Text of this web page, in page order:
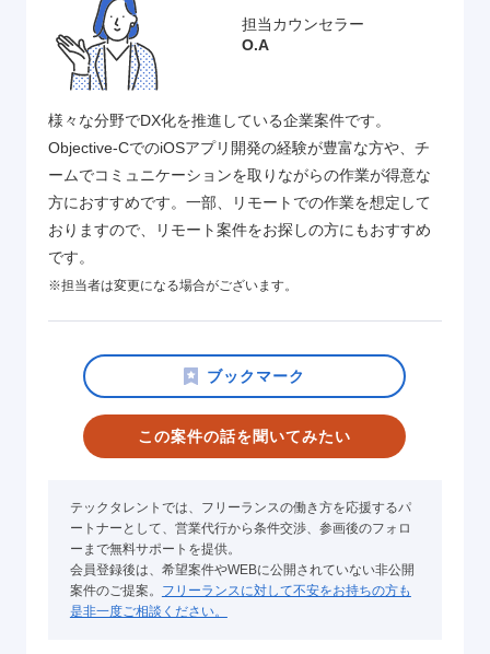
担当カウンセラー
O.A
様々な分野でDX化を推進している企業案件です。
Objective-CでのiOSアプリ開発の経験が豊富な方や、チ
ームでコミュニケーションを取りながらの作業が得意な
方におすすめです。一部、リモートでの作業を想定して
おりますので、リモート案件をお探しの方にもおすすめ
です。
※担当者は変更になる場合がございます。
この案件の話を聞いてみたい
テックタレントでは、フリーランスの働き方を応援するパ
ートナーとして、営業代行から条件交渉、参画後のフォロ
ーまで無料サポートを提供。
会員登録後は、希望案件やWEBに公開されていない非公開
案件のご提案。 フリーランスに対して不安をお持ちの方も
是非一度ご相談ください。